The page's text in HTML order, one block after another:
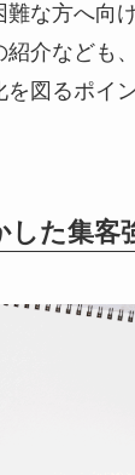
難な方へ向
紹介なども
図るポイ
した集客